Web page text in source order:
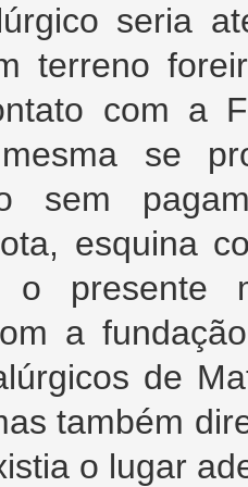
seria
terreno
com a
se
sem
esquina
o presente
a
de
também
o lugar